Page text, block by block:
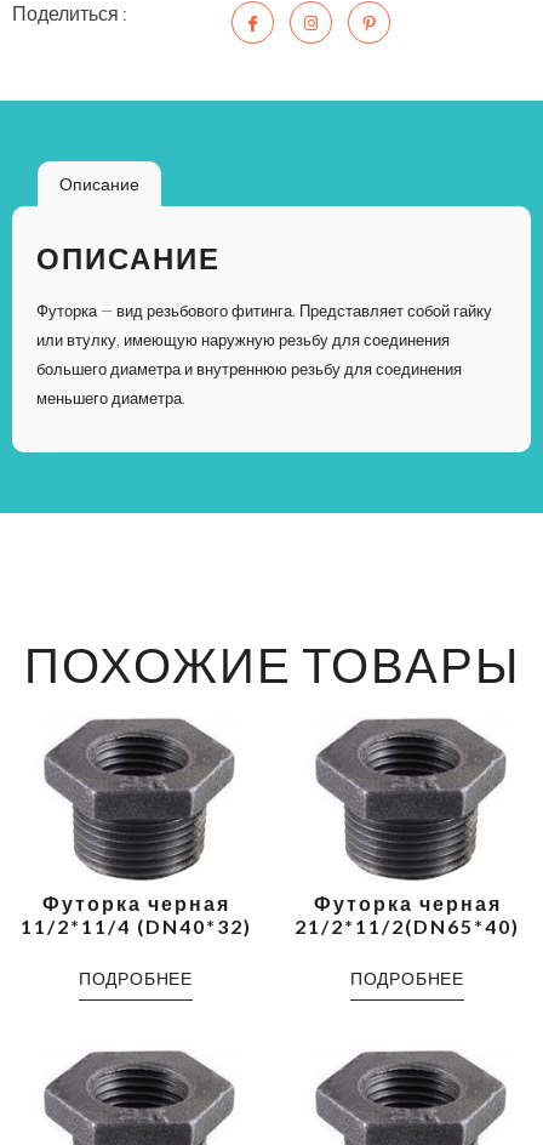
Поделиться :
Описание
ОПИСАНИЕ
Футорка — вид резьбового фитинга. Представляет собой гайку
или втулку, имеющую наружную резьбу для соединения
большего диаметра и внутреннюю резьбу для соединения
меньшего диаметра.
ПОХОЖИЕ ТОВАРЫ
Футорка черная
11/2*11/4 (DN40*32)
ПОДРОБНЕЕ
Футорка черная
21/2*11/2(DN65*40)
ПОДРОБНЕЕ